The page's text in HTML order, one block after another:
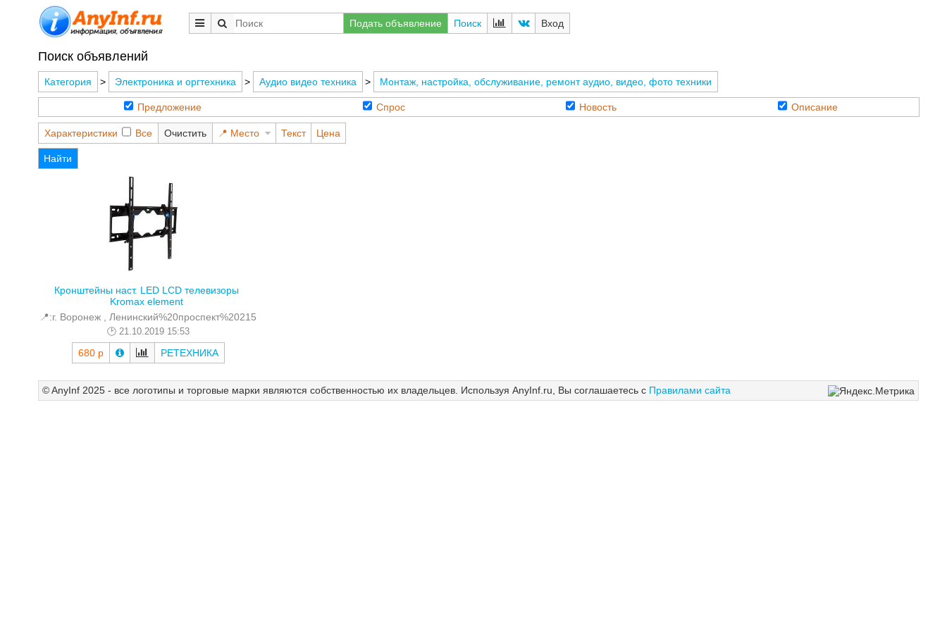
Подать объявление Поиск Вход
Поиск объявлений
Категория > Электроника и оргтехника > Аудио видео техника > Монтаж, настройка, обслуживание, ремонт аудио, видео, фото техники
Предложение Спрос Новость Описание
Характеристики Все Очистить Место Текст Цена
Найти
Кронштейны наст. LED LCD телевизоры
Kromax element
📍:г. Воронеж , Ленинский%20проспект%20215
21.10.2019 15:53
680 р РЕТЕХНИКА
© AnyInf 2025 - все логотипы и торговые марки являются собственностью их владельцев. Используя AnyInf.ru, Вы соглашаетесь с Правилами сайта